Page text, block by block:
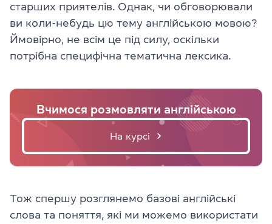
старших приятелів. Однак, чи обговорювали
ви коли-небудь цю тему англійською мовою?
Ймовірно, не всім це під силу, оскільки
потрібна специфічна тематична лексика.
Вчимося розмовляти англійською
На курсі
Тож спершу розглянемо базові англійські
слова та поняття, які ми можемо використати